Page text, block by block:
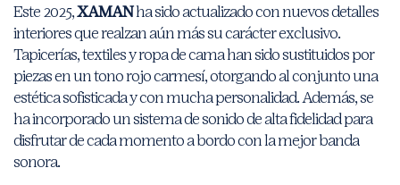
Este 2025,XAMANha sido actualizado con nuevos detalles
interiores que realzan aún más su carácter exclusivo.
Tapicerías, textiles y ropa de cama han sido sustituidos por
piezas en un tono rojo carmesí, otorgando al conjunto una
estética sofisticada y con mucha personalidad. Además, se
ha incorporado un sistema de sonido de alta fidelidad para
disfrutar de cada momento a bordo con la mejor banda
sonora.